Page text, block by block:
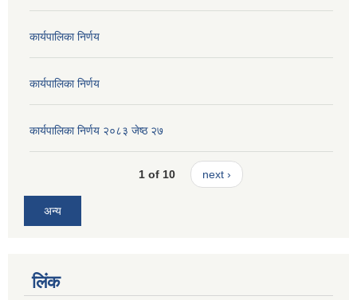
कार्यपालिका निर्णय
कार्यपालिका निर्णय
कार्यपालिका निर्णय २०८३ जेष्ठ २७
1 of 10 next ›
अन्य
लिंक